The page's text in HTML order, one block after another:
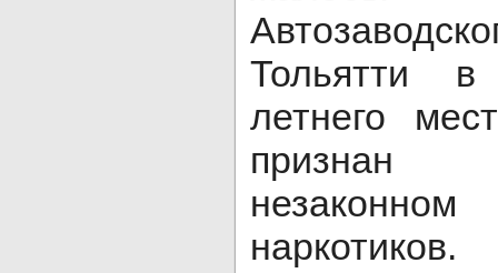
Тольятти
летнего
наркотиков.